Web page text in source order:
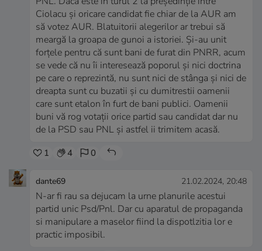
Ciolacu și oricare candidat fie chiar de la AUR am
să votez AUR. Blatuitorii alegerilor ar trebui să
meargă la groapa de gunoi a istoriei. Și-au unit
forțele pentru că sunt bani de furat din PNRR, acum
se vede că nu îi interesează poporul și nici doctrina
pe care o reprezintă, nu sunt nici de stânga și nici de
dreapta sunt cu buzatii și cu dumitrestii oamenii
care sunt etalon în furt de bani publici. Oamenii
buni vă rog votații orice partid sau candidat dar nu
de la PSD sau PNL și astfel ii trimitem acasă.
1 4 0
dante69 21.02.2024, 20:48
N-ar fi rau sa dejucam la urne planurile acestui
partid unic Psd/Pnl. Dar cu aparatul de propaganda
si manipulare a maselor fiind la dispotlzitia lor e
practic imposibil.